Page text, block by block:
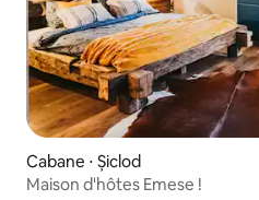
Cabane ⋅ Șiclod
Maison d'hôtes Emese !